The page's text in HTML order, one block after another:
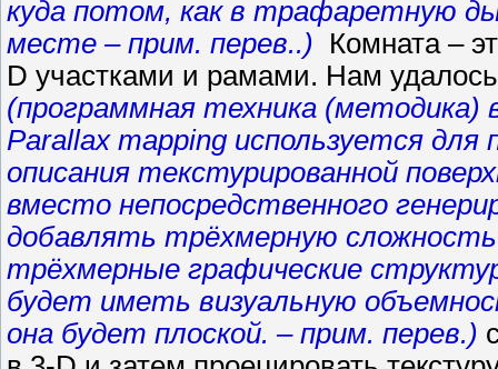
куда потом, как в трафаретную
месте – прим. перев..) Комната –
D участками и рамами. Нам
(программная техника
Parallax mapping используется для
описания текстурированной
вместо непосредственного
добавлять трёхмерную
трёхмерные графические
будет иметь визуальную
она будет плоской. – прим. перев.)